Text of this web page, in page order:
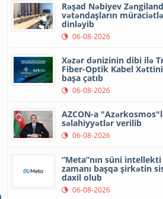
Rəşad Nəbiyev
vətəndaşların
dinləyib
06-08-2026
Xəzər dənizinin dibi ilə
Fiber-Optik Kabel
başa çatıb
06-08-2026
AZCON-a
səlahiyyətlər verilib
06-08-2026
“Meta”nın süni
zamanı başqa şirkətin
daxil olub
06-08-2026